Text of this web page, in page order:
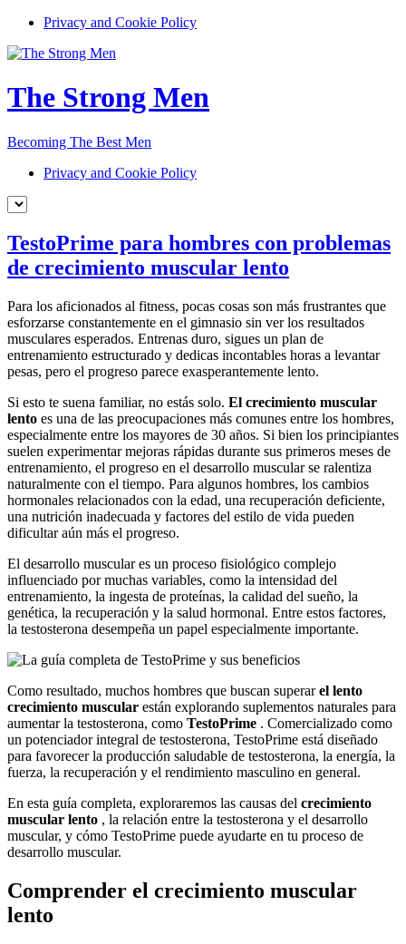
Privacy and Cookie Policy
The Strong Men
Becoming The Best Men
Privacy and Cookie Policy
TestoPrime para hombres con problemas
de crecimiento muscular lento
Para los aficionados al fitness, pocas cosas son más frustrantes que
esforzarse constantemente en el gimnasio sin ver los resultados
musculares esperados. Entrenas duro, sigues un plan de
entrenamiento estructurado y dedicas incontables horas a levantar
pesas, pero el progreso parece exasperantemente lento.
Si esto te suena familiar, no estás solo. El crecimiento muscular
lento es una de las preocupaciones más comunes entre los hombres,
especialmente entre los mayores de 30 años. Si bien los principiantes
suelen experimentar mejoras rápidas durante sus primeros meses de
entrenamiento, el progreso en el desarrollo muscular se ralentiza
naturalmente con el tiempo. Para algunos hombres, los cambios
hormonales relacionados con la edad, una recuperación deficiente,
una nutrición inadecuada y factores del estilo de vida pueden
dificultar aún más el progreso.
El desarrollo muscular es un proceso fisiológico complejo
influenciado por muchas variables, como la intensidad del
entrenamiento, la ingesta de proteínas, la calidad del sueño, la
genética, la recuperación y la salud hormonal. Entre estos factores,
la testosterona desempeña un papel especialmente importante.
Como resultado, muchos hombres que buscan superarel lento
crecimiento muscular están explorando suplementos naturales para
aumentar la testosterona, como TestoPrime . Comercializado como
un potenciador integral de testosterona, TestoPrime está diseñado
para favorecer la producción saludable de testosterona, la energía, la
fuerza, la recuperación y el rendimiento masculino en general.
En esta guía completa, exploraremos las causas del crecimiento
muscular lento , la relación entre la testosterona y el desarrollo
muscular, y cómo TestoPrime puede ayudarte en tu proceso de
desarrollo muscular.
Comprender el crecimiento muscular
lento